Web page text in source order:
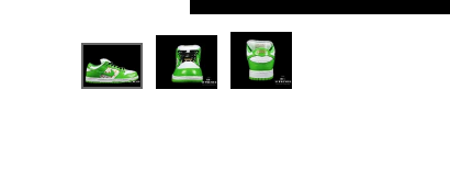
Tシャツ・ロングスリーブ